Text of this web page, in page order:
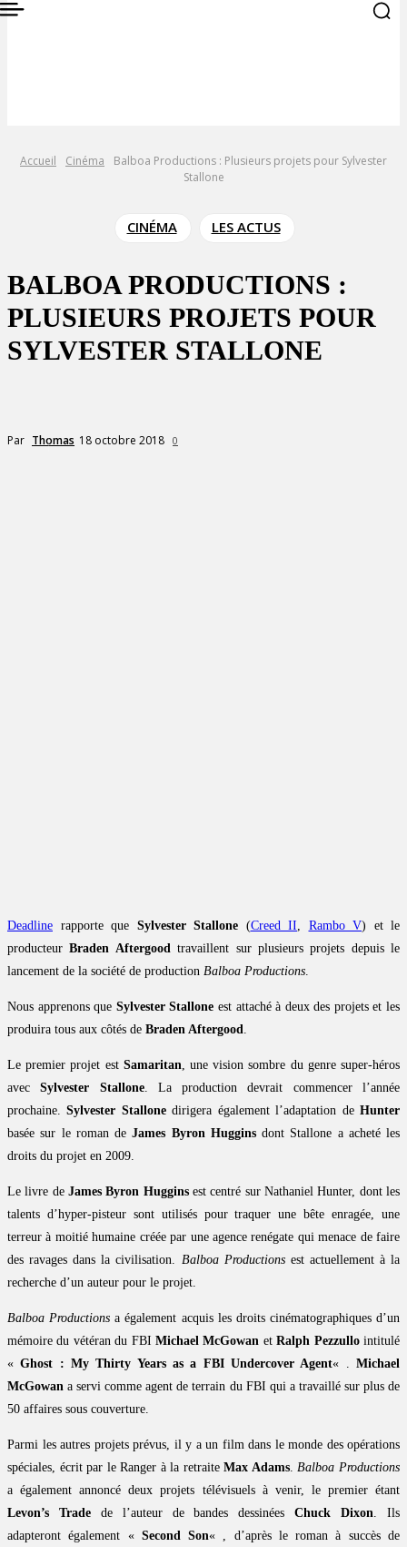
Accueil Cinéma
Balboa Productions : Plusieurs projets pour Sylvester
Stallone
CINÉMA LES ACTUS
BALBOA PRODUCTIONS :
PLUSIEURS PROJETS POUR
SYLVESTER STALLONE
Par Thomas 18 octobre 2018 0
Deadline rapporte que Sylvester Stallone (Creed II, Rambo V) et le
producteurBraden Aftergoodtravaillent sur plusieurs projets depuis le
lancement de la société de production Balboa Productions.
Nous apprenons que Sylvester Stallone est attaché à deux des projets et les
produira tous aux côtés de Braden Aftergood.
Le premier projet est Samaritan, une vision sombre du genre super-héros
avecSylvester Stallone. La production devrait commencer l’année
prochaine.Sylvester Stallonedirigera également l’adaptation deHunter
basée sur le roman deJames Byron Hugginsdont Stallone a acheté les
droits du projet en 2009.
Le livre de James Byron Hugginsest centré sur Nathaniel Hunter, dont les
talents d’hyper-pisteur sont utilisés pour traquer une bête enragée, une
terreur à moitié humaine créée par une agence renégate qui menace de faire
des ravages dans la civilisation. Balboa Productionsest actuellement à la
recherche d’un auteur pour le projet.
Balboa Productions a également acquis les droits cinématographiques d’un
mémoire du vétéran du FBI Michael McGowan etRalph Pezzullointitulé
«Ghost : My Thirty Years as a FBI Undercover Agent« .Michael
McGowan a servi comme agent de terrain du FBI qui a travaillé sur plus de
50 affaires sous couverture.
Parmi les autres projets prévus, il y a un film dans le monde des opérations
spéciales, écrit par le Ranger à la retraiteMax Adams.Balboa Productions
a également annoncé deux projets télévisuels à venir, le premier étant
Levon’s Tradede l’auteur de bandes dessinéesChuck Dixon. Ils
adapteront également « Second Son« , d’après le roman à succès de